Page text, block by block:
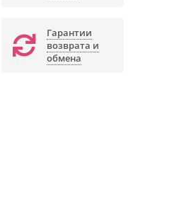
Гарантии
возврата и
обмена